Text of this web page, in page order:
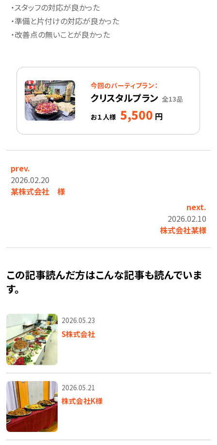
・スタッフの対応が良かった
・準備と片付けの対応が良かった
・改善点の無いことが良かった
今回のパーティプラン：
クリスタルプラン 全13品
お１人様 5,500 円
prev.
2026.02.20
某株式会社 様
next.
2026.02.10
株式会社某様
この記事読んだ方はこんな記事も読んでいま
す。
2026.05.23
S株式会社
2026.05.21
株式会社K様